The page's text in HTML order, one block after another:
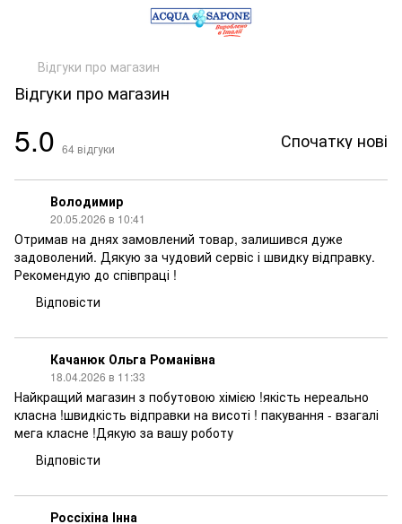
Відгуки про магазин
Відгуки про магазин
5.0 64 відгуки Спочатку нові
Володимир
20.05.2026 в 10:41
Отримав на днях замовлений товар, залишився дуже
задоволений. Дякую за чудовий сервіс і швидку відправку.
Рекомендую до співпраці !
Відповісти
Качанюк Ольга Романівна
18.04.2026 в 11:33
Найкращий магазин з побутовою хімією !якість нереально
класна !швидкість відправки на висоті ! пакування - взагалі
мега класне !Дякую за вашу роботу
Відповісти
Россіхіна Інна